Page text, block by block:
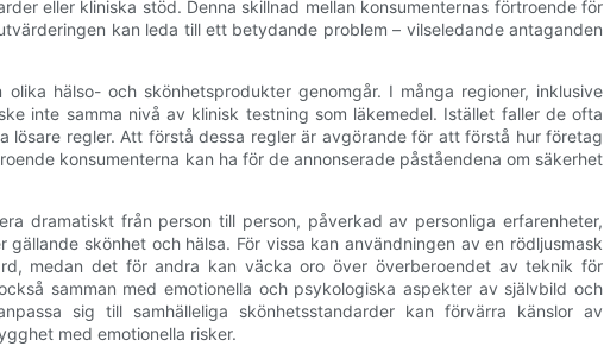
eller kliniska stöd. Denna skillnad mellan konsumenternas förtroende för
kan leda till ett betydande problem – vilseledande antaganden
hälso- och skönhetsprodukter genomgår. I många regioner, inklusive
inte samma nivå av klinisk testning som läkemedel. Istället faller de ofta
lösare regler. Att förstå dessa regler är avgörande för att förstå hur företag
konsumenterna kan ha för de annonserade påståendena om säkerhet
dramatiskt från person till person, påverkad av personliga erfarenheter,
skönhet och hälsa. För vissa kan användningen av en rödljusmask
medan det för andra kan väcka oro över överberoendet av teknik för
samman med emotionella och psykologiska aspekter av självbild och
sig till samhälleliga skönhetsstandarder kan förvärra känslor av
med emotionella risker.